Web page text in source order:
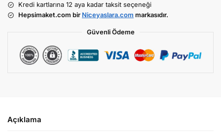
Kredi kartlarına 12 aya kadar taksit seçeneği
Hepsimaket.com bir Niceyaslara.com markasıdır.
Güvenli Ödeme
Açıklama